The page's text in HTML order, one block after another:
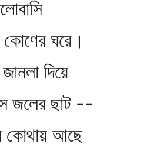
ঘরে।
দিয়ে
ছাট --
কোথায় আছে